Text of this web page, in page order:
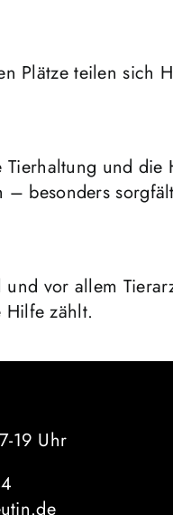
Plätze teilen sich
und die
– besonders
vor allem
Hilfe zählt.
19 Uhr